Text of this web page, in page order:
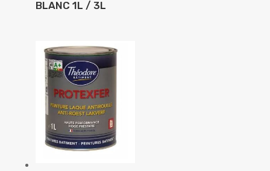
BLANC 1L / 3L